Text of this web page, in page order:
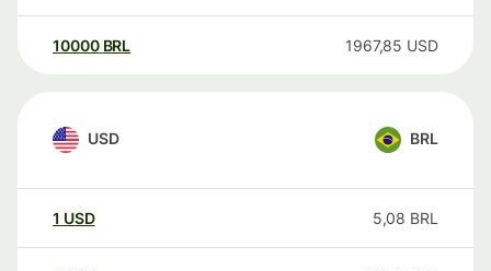
10000 BRL 1967,85 USD
USD BRL
1 USD 5,08 BRL